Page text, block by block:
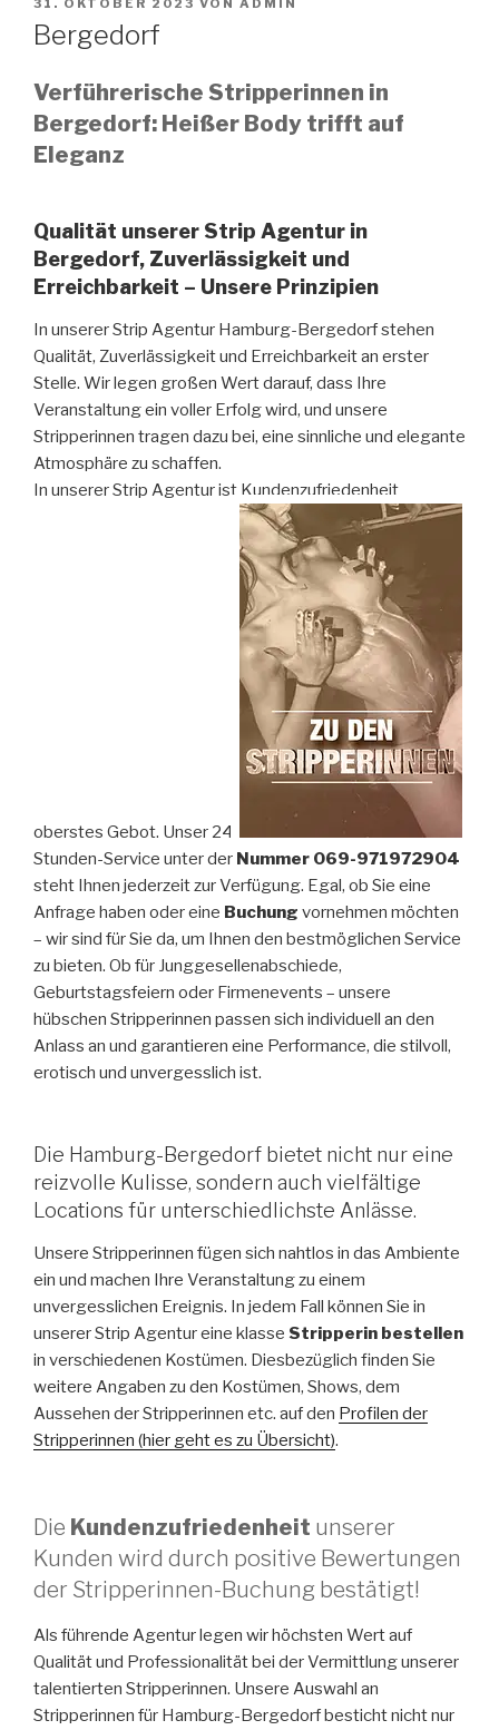
AM
31. OKTOBER 2023 VON ADMIN
Bergedorf
Verführerische Stripperinnen in
Bergedorf: Heißer Body trifft auf
Eleganz
Qualität unserer Strip Agentur in
Bergedorf, Zuverlässigkeit und
Erreichbarkeit – Unsere Prinzipien
In unserer Strip Agentur Hamburg-Bergedorf stehen
Qualität, Zuverlässigkeit und Erreichbarkeit an erster
Stelle. Wir legen großen Wert darauf, dass Ihre
Veranstaltung ein voller Erfolg wird, und unsere
Stripperinnen tragen dazu bei, eine sinnliche und elegante
Atmosphäre zu schaffen.
In unserer Strip Agentur ist Kundenzufriedenheit
oberstes Gebot. Unser 24-
Stunden-Service unter der Nummer 069-971972904
steht Ihnen jederzeit zur Verfügung. Egal, ob Sie eine
Anfrage haben oder eine Buchung vornehmen möchten
– wir sind für Sie da, um Ihnen den bestmöglichen Service
zu bieten. Ob für Junggesellenabschiede,
Geburtstagsfeiern oder Firmenevents – unsere
hübschen Stripperinnen passen sich individuell an den
Anlass an und garantieren eine Performance, die stilvoll,
erotisch und unvergesslich ist.
Die Hamburg-Bergedorf bietet nicht nur eine
reizvolle Kulisse, sondern auch vielfältige
Locations für unterschiedlichste Anlässe.
Unsere Stripperinnen fügen sich nahtlos in das Ambiente
ein und machen Ihre Veranstaltung zu einem
unvergesslichen Ereignis. In jedem Fall können Sie in
unserer Strip Agentur eine klasse Stripperin bestellen
in verschiedenen Kostümen. Diesbezüglich finden Sie
weitere Angaben zu den Kostümen, Shows, dem
Aussehen der Stripperinnen etc. auf den Profilen der
Stripperinnen (hier geht es zu Übersicht).
Die Kundenzufriedenheit unserer
Kunden wird durch positive Bewertungen
der Stripperinnen-Buchung bestätigt!
Als führende Agentur legen wir höchsten Wert auf
Qualität und Professionalität bei der Vermittlung unserer
talentierten Stripperinnen. Unsere Auswahl an
Stripperinnen für Hamburg-Bergedorf besticht nicht nur